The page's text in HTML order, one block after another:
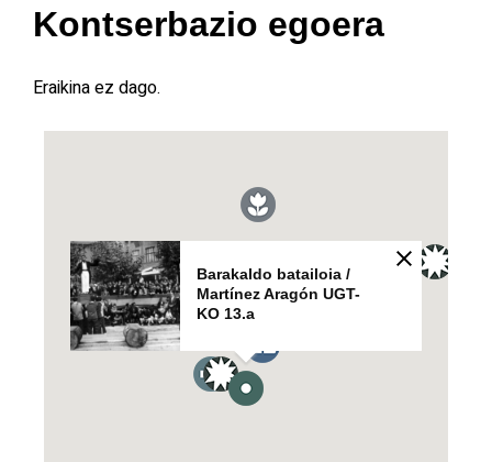
Kontserbazio egoera
Eraikina ez dago.
Barakaldo batailoia /
Martínez Aragón UGT-
KO 13.a